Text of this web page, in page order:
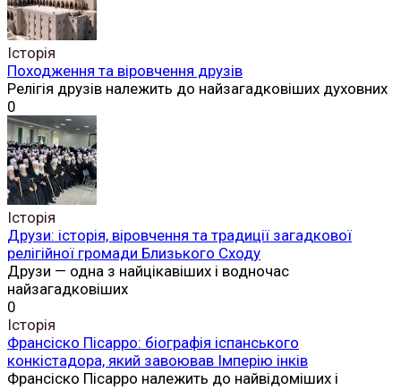
Історія
Походження та віровчення друзів
Релігія друзів належить до найзагадковіших духовних
0
Історія
Друзи: історія, віровчення та традиції загадкової
релігійної громади Близького Сходу
Друзи — одна з найцікавіших і водночас
найзагадковіших
0
Історія
Франсіско Пісарро: біографія іспанського
конкістадора, який завоював Імперію інків
Франсіско Пісарро належить до найвідоміших і